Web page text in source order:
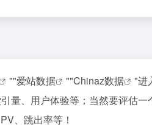
""爱站数据 ""Chinaz数据
"进
量、用户体验等；当然要评估
、跳出率等！